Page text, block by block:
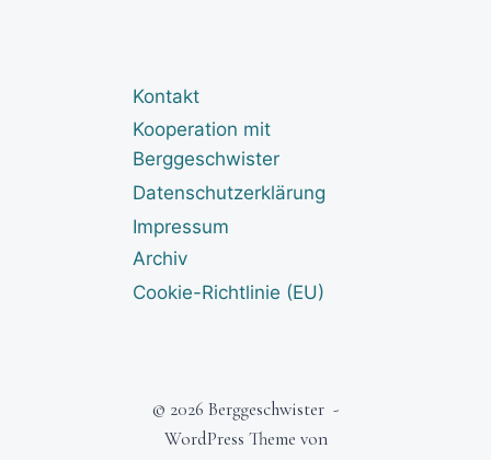
Kontakt
Kooperation mit
Berggeschwister
Datenschutzerklärung
Impressum
Archiv
Cookie-Richtlinie (EU)
© 2026 Berggeschwister -
WordPress Theme von